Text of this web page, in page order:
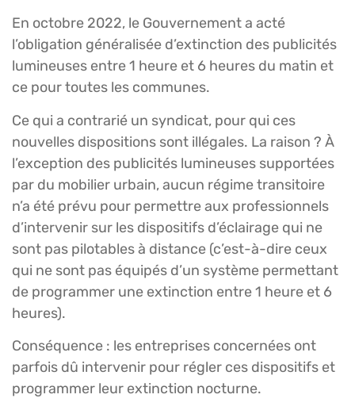
En octobre 2022, le Gouvernement a acté
l’obligation généralisée d’extinction des publicités
lumineuses entre 1 heure et 6 heures du matin et
ce pour toutes les communes.
Ce qui a contrarié un syndicat, pour qui ces
nouvelles dispositions sont illégales. La raison ? À
l’exception des publicités lumineuses supportées
par du mobilier urbain, aucun régime transitoire
n’a été prévu pour permettre aux professionnels
d’intervenir sur les dispositifs d’éclairage qui ne
sont pas pilotables à distance (c’est-à-dire ceux
qui ne sont pas équipés d’un système permettant
de programmer une extinction entre 1 heure et 6
heures).
Conséquence : les entreprises concernées ont
parfois dû intervenir pour régler ces dispositifs et
programmer leur extinction nocturne.